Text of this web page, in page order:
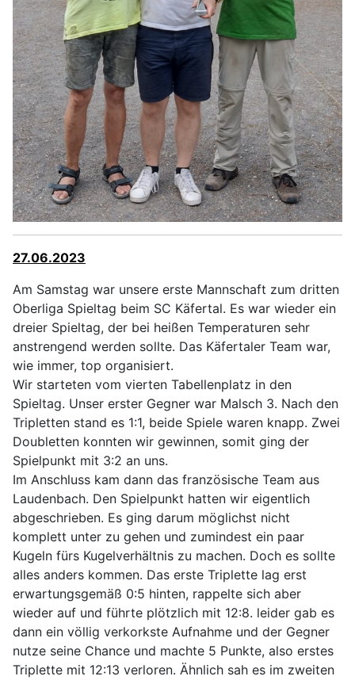
27.06.2023
Am Samstag war unsere erste Mannschaft zum dritten
Oberliga Spieltag beim SC Käfertal. Es war wieder ein
dreier Spieltag, der bei heißen Temperaturen sehr
anstrengend werden sollte. Das Käfertaler Team war,
wie immer, top organisiert.
Wir starteten vom vierten Tabellenplatz in den
Spieltag. Unser erster Gegner war Malsch 3. Nach den
Tripletten stand es 1:1, beide Spiele waren knapp. Zwei
Doubletten konnten wir gewinnen, somit ging der
Spielpunkt mit 3:2 an uns.
Im Anschluss kam dann das französische Team aus
Laudenbach. Den Spielpunkt hatten wir eigentlich
abgeschrieben. Es ging darum möglichst nicht
komplett unter zu gehen und zumindest ein paar
Kugeln fürs Kugelverhältnis zu machen. Doch es sollte
alles anders kommen. Das erste Triplette lag erst
erwartungsgemäß 0:5 hinten, rappelte sich aber
wieder auf und führte plötzlich mit 12:8. leider gab es
dann ein völlig verkorkste Aufnahme und der Gegner
nutze seine Chance und machte 5 Punkte, also erstes
Triplette mit 12:13 verloren. Ähnlich sah es im zweiten